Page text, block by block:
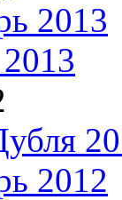
2013
2012